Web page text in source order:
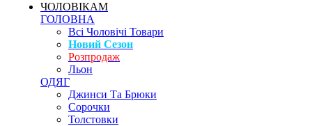
ЧОЛОВІКАМ
ГОЛОВНА
Всі Чоловічі Товари
Новий Сезон
Розпродаж
Льон
ОДЯГ
Джинси Та Брюки
Сорочки
Толстовки